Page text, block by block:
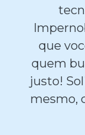
que
quem
justo!
mesmo,